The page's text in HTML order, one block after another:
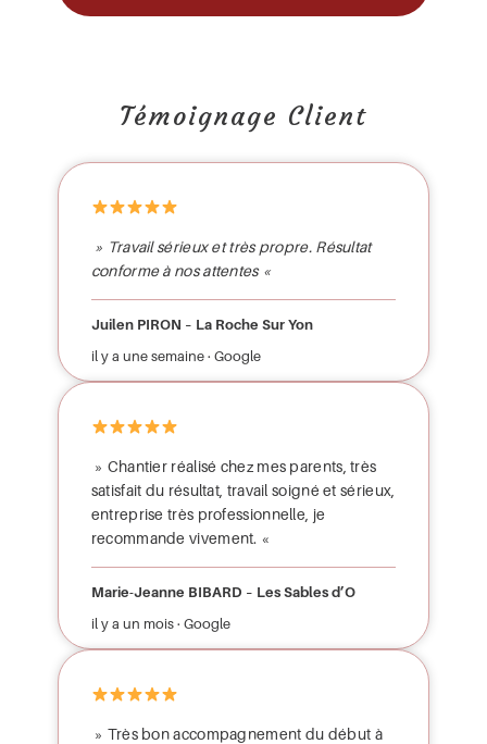
Témoignage Client
» Travail sérieux et très propre. Résultat
conforme à nos attentes «
Juilen PIRON – La Roche Sur Yon
il y a une semaine · Google
» Chantier réalisé chez mes parents, très
satisfait du résultat, travail soigné et sérieux,
entreprise très professionnelle, je
recommande vivement. «
Marie-Jeanne BIBARD – Les Sables d’O
il y a un mois · Google
» Très bon accompagnement du début à